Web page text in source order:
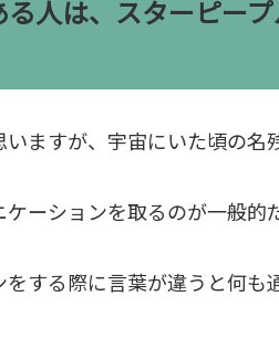
人は、スターピー
ますが、宇宙にいた頃の名
ーションを取るのが一般的
する際に言葉が違うと何も